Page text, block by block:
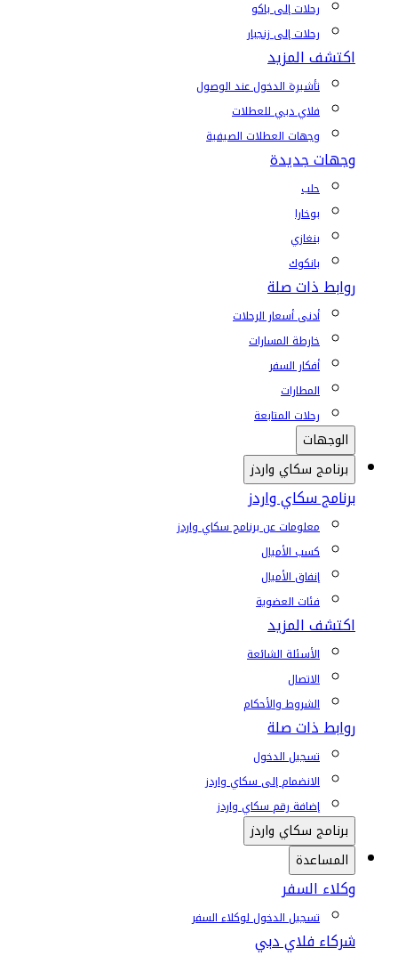
رحلات إلى باكو
رحلات إلى زنجبار
اكتشف المزيد
تأشيرة الدخول عند الوصول
فلاي دبي للعطلات
وجهات العطلات الصيفية
وجهات جديدة
حلب
بوخارا
بنغازي
بانكوك
روابط ذات صلة
أدنى أسعار الرحلات
خارطة المسارات
أفكار السفر
المطارات
رحلات المتابعة
الوجهات
برنامج سكاي واردز
برنامج سكاي واردز
معلومات عن برنامج سكاي واردز
كسب الأميال
إنفاق الأميال
فئات العضوية
اكتشف المزيد
الأسئلة الشائعة
الاتصال
الشروط والأحكام
روابط ذات صلة
تسجيل الدخول
الانضمام إلى سكاي واردز
إضافة رقم سكاي واردز
برنامج سكاي واردز
المساعدة
وكلاء السفر
تسجيل الدخول لوكلاء السفر
شركاء فلاي دبي